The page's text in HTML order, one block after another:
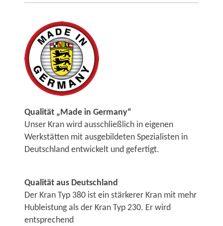
Qualität „Made in Germany“
Unser Kran wird ausschließlich in eigenen
Werkstätten mit ausgebildeten Spezialisten in
Deutschland entwickelt und gefertigt.
Qualität aus Deutschland
Der Kran Typ 380 ist ein stärkerer Kran mit mehr
Hubleistung als der Kran Typ 230. Er wird
entsprechend